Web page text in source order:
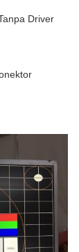
Driver